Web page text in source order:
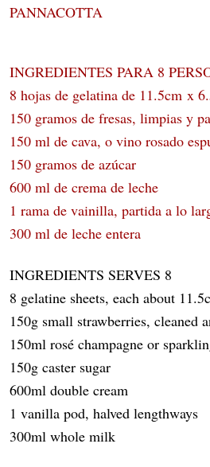
PANNACOTTA
INGREDIENTES PARA 8
8 hojas de gelatina de 11.5cm x
150 gramos de fresas, limpias y
150 ml de cava, o vino rosado
150 gramos de azúcar
600 ml de crema de leche
1 rama de vainilla, partida a lo
300 ml de leche entera
INGREDIENTS SERVES 8
8 gelatine sheets, each about
150g small strawberries, cleaned
150ml rosé champagne or
150g caster sugar
600ml double cream
1 vanilla pod, halved lengthways
300ml whole milk